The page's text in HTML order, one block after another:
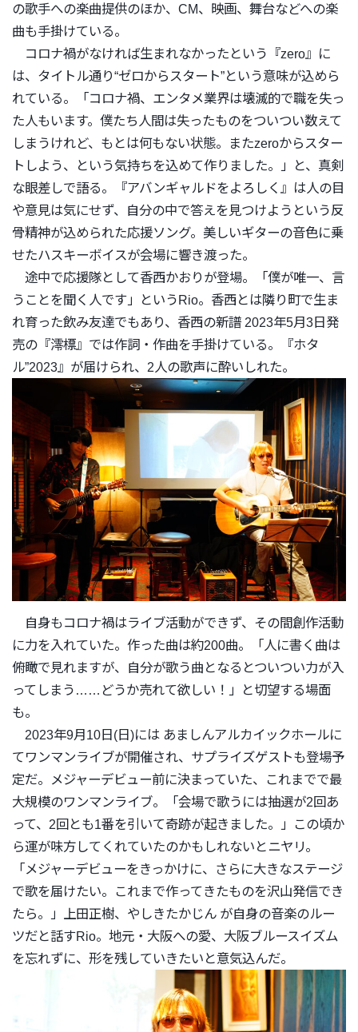
の歌手への楽曲提供のほか、CM、映画、 舞台などへの楽
曲も手掛けている。
コロナ禍がなければ生まれなかったという『zero』に
は、 タイトル通り“ゼロからスタート”という意味が込めら
れている。
「コロナ禍、エンタメ業界は壊滅的で職を失っ
た人もいます。 僕たち人間は失ったものをついつい数えて
しまうけれど、 もとは何もない状態。またzeroからスター
トしよう、
という気持ちを込めて作りました。」と、真剣
な眼差しで語る。『アバンギャルドをよろしく』は人の目
や意見は気にせず、
自分の中で答えを見つけようという反
骨精神が込められた応援ソング。 美しいギターの音色に乗
せたハスキーボイスが会場に響き渡った。
途中で応援隊として香西かおりが登場。「僕が唯一、 言
うことを聞く人です」というRio。 香西とは隣り町で生ま
れ育った飲み友達でもあり、香西の新譜 2023年5月3日発
売の『澪標』では作詞・作曲を手掛けている。『ホタ
ル”2023』が届けられ、2人の歌声に酔いしれた。
自身もコロナ禍はライブ活動ができず、 その間創作活動
に力を入れていた。作った曲は約200曲。「人に書く曲は
俯瞰で見れますが、
自分が歌う曲となるとついつい力が入
ってしまう…… どうか売れて欲しい！」と切望する場面
も。
2023年9月10日(日)には あましんアルカイックホールに
てワンマンライブが開催され、 サプライズゲストも登場予
定だ。
メジャーデビュー前に決まっていた、
これまでで最
大規模のワンマンライブ。「会場で歌うには抽選が2回あ
って、 2回とも1番を引いて奇跡が起きました。」
この頃か
ら運が味方してくれていたのかもしれないとニヤリ。
「メジャーデビューをきっかけに、
さらに大きなステージ
で歌を届けたい。
これまで作ってきたものを沢山発信でき
たら。」上田正樹、 やしきたかじん が自身の音楽のルー
ツだと話すRio。地元・大阪への愛、 大阪ブルースイズム
を忘れずに、 形を残していきたいと意気込んだ。